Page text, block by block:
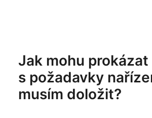
Jak mohu
s požadavky
musím doložit?